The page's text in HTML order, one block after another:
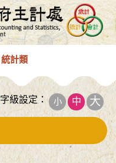
統計類
字級設定： 小 中 大